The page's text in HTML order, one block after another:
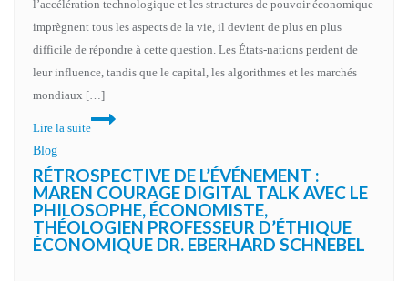
l’accélération technologique et les structures de pouvoir économique
imprègnent tous les aspects de la vie, il devient de plus en plus
difficile de répondre à cette question. Les États-nations perdent de
leur influence, tandis que le capital, les algorithmes et les marchés
mondiaux […]
Lire la suite
Repenser
pourquoi
notre
initiative
de
Blog
RÉTROSPECTIVE DE L’ÉVÉNEMENT :
MAREN COURAGE DIGITAL TALK AVEC LE
PHILOSOPHE, ÉCONOMISTE,
THÉOLOGIEN PROFESSEUR D’ÉTHIQUE
ÉCONOMIQUE DR. EBERHARD SCHNEBEL